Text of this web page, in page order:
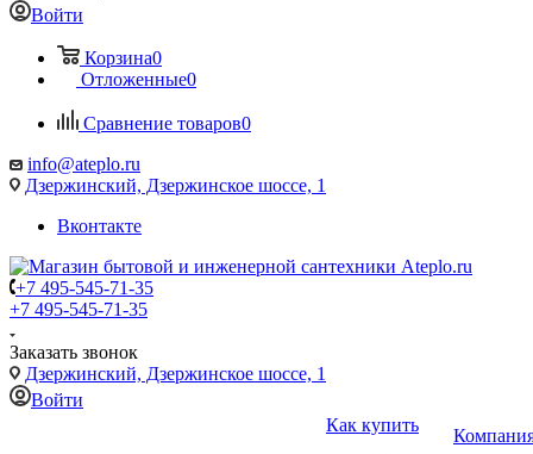
Войти
Корзина0
Отложенные0
Сравнение товаров0
info@ateplo.ru
Дзержинский, Дзержинское шоссе, 1
Вконтакте
+7 495-545-71-35
+7 495-545-71-35
Заказать звонок
Дзержинский, Дзержинское шоссе, 1
Войти
Как купить